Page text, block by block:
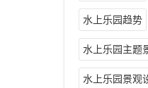
水上乐园趋势
水上乐园主题
水上乐园景观